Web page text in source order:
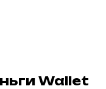
Wallet